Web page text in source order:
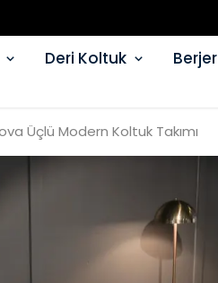
Deri Koltuk Berjer
Üçlü Modern Koltuk Takımı